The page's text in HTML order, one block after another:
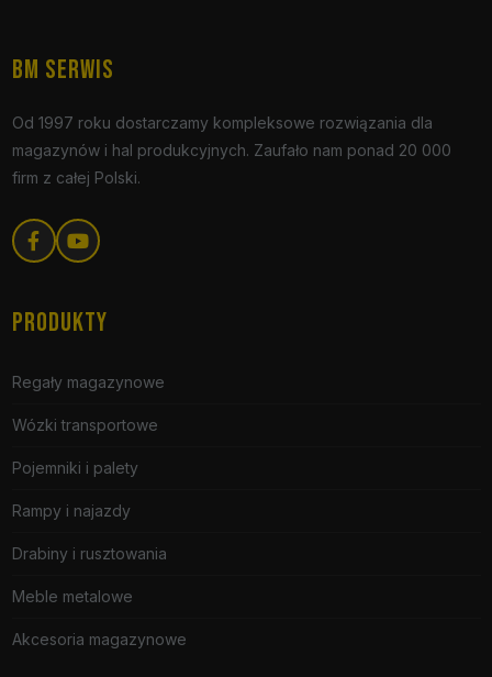
BM SERWIS
Od 1997 roku dostarczamy kompleksowe rozwiązania dla
magazynów i hal produkcyjnych. Zaufało nam ponad 20 000
firm z całej Polski.
PRODUKTY
Regały magazynowe
Wózki transportowe
Pojemniki i palety
Rampy i najazdy
Drabiny i rusztowania
Meble metalowe
Akcesoria magazynowe